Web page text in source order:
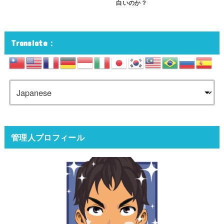
白いのか？
Translate：
管理人プロフィール